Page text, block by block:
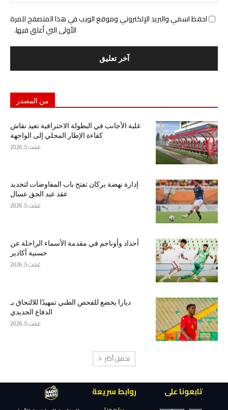
احفظ اسمي والبريد الإلكتروني وموقع الويب في هذا المتصفح للمرة
الأولى التي أعلق فيها.
من المصدر
غلبة الأجانب في البطولة الاحترافية تعيد نقاش
كفاءة الإطار المحلي إلى الواجهة
غشت 5, 2026
إدارة نهضة بركان تفتح باب المفاوضات لتجديد
عقد عبد الحق عسال
غشت 5, 2026
أحداد وأوناجم في مقدمة الأسماء الراحلة عن
حسنية أكادير
غشت 5, 2026
ديارا يخضع للفحص الطبي تمهيدًا للالتحاق بـ
الدفاع الجديدي
غشت 5, 2026
تحميل أكثر
تابعونا على
روابط سريعة